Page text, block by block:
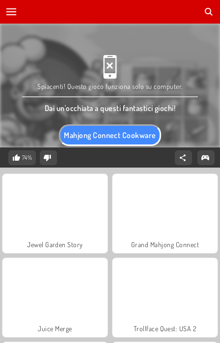
Mahjong Connect Cookware
Spiacenti! Questo gioco funziona solo su computer.
Dai un'occhiata a questi fantastici giochi!
74%
Jewel Garden Story Grand Mahjong Connect
Juice Merge Trollface Quest: USA 2